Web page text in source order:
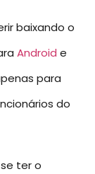
baixando o
Android e
para
do
ter o